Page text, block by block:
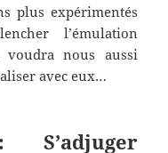
plus expérimentés
l’émulation
voudra nous aussi
avec eux…